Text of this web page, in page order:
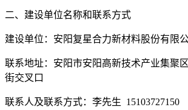
二、建设单位名称和联系方式
建设单位：安阳复星合力新材料股份有限
联系地址：安阳市安阳高新技术产业集聚
街交叉口
联系人及联系方式：李先生 15103727150